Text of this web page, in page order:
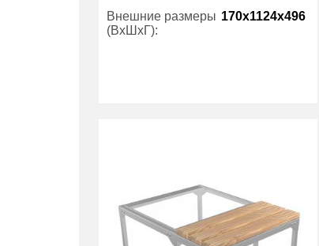
Внешние размеры
(ВхШхГ):
170x1124x496